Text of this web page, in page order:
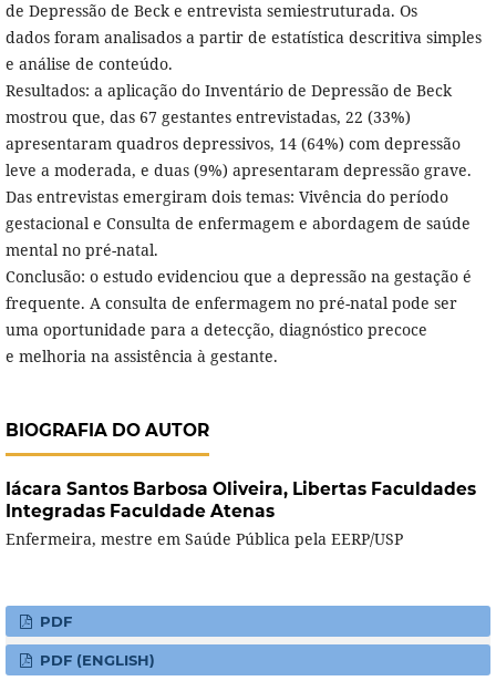
de Depressão de Beck e entrevista semiestruturada. Os
dados foram analisados a partir de estatística descritiva simples
e análise de conteúdo.
Resultados: a aplicação do Inventário de Depressão de Beck
mostrou que, das 67 gestantes entrevistadas, 22 (33%)
apresentaram quadros depressivos, 14 (64%) com depressão
leve a moderada, e duas (9%) apresentaram depressão grave.
Das entrevistas emergiram dois temas: Vivência do período
gestacional e Consulta de enfermagem e abordagem de saúde
mental no pré-natal.
Conclusão: o estudo evidenciou que a depressão na gestação é
frequente. A consulta de enfermagem no pré-natal pode ser
uma oportunidade para a detecção, diagnóstico precoce
e melhoria na assistência à gestante.
BIOGRAFIA DO AUTOR
Iácara Santos Barbosa Oliveira, Libertas Faculdades
Integradas Faculdade Atenas
Enfermeira, mestre em Saúde Pública pela EERP/USP
PDF
PDF (ENGLISH)